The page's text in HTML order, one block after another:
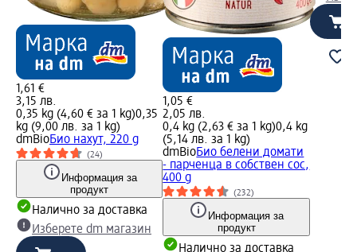
1,61 €
3,15 лв.
0,35 kg (4,60 € за 1 kg)0,35
kg (9,00 лв. за 1 kg)
dmBioБио нахут, 220 g
(24)
Информация за
продукт
Налично за доставка
Изберете dm магазин
1,05 €
2,05 лв.
0,4 kg (2,63 € за 1 kg)0,4 kg
(5,14 лв. за 1 kg)
dmBioБио белени домати
- парченца в собствен сос,
400 g
(232)
Информация за
продукт
Налично за доставка